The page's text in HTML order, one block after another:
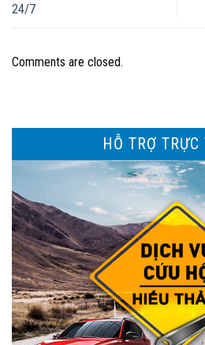
24/7
Comments are closed.
HỖ TRỢ TRỰC